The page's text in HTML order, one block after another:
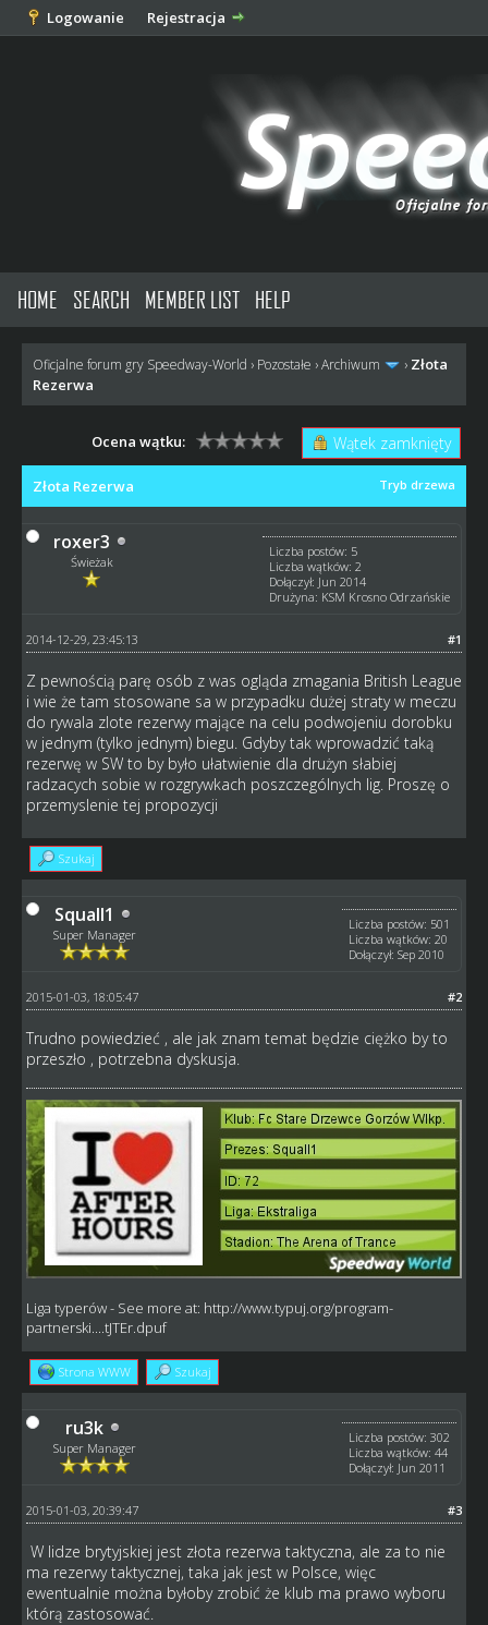
Logowanie Rejestracja
HOME SEARCH MEMBER LIST HELP
Oficjalne forum gry Speedway-World › Pozostałe ›Archiwum › Złota
Rezerwa
Wątek zamknięty
Ocena wątku:
Tryb drzewa
Złota Rezerwa
roxer3
Świeżak
Liczba postów: 5
Liczba wątków: 2
Dołączył: Jun 2014
Drużyna: KSM Krosno Odrzańskie
#1
2014-12-29, 23:45:13
Z pewnością parę osób z was ogląda zmagania British League
i wie że tam stosowane sa w przypadku dużej straty w meczu
do rywala zlote rezerwy mające na celu podwojeniu dorobku
w jednym (tylko jednym) biegu. Gdyby tak wprowadzić taką
rezerwę w SW to by było ułatwienie dla drużyn słabiej
radzacych sobie w rozgrywkach poszczególnych lig. Proszę o
przemyslenie tej propozycji
Szukaj
Squall1
Super Manager
Liczba postów: 501
Liczba wątków: 20
Dołączył: Sep 2010
#2
2015-01-03, 18:05:47
Trudno powiedzieć , ale jak znam temat będzie ciężko by to
przeszło , potrzebna dyskusja.
Liga typerów- See more at: http://www.typuj.org/program-
partnerski....tJTEr.dpuf
Strona WWW Szukaj
ru3k
Super Manager
Liczba postów: 302
Liczba wątków: 44
Dołączył: Jun 2011
#3
2015-01-03, 20:39:47
W lidze brytyjskiej jest złota rezerwa taktyczna, ale za to nie
ma rezerwy taktycznej, taka jak jest w Polsce, więc
ewentualnie można byłoby zrobić że klub ma prawo wyboru
którą zastosować.